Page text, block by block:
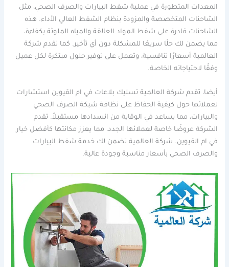
المعدات المتطورة في عملية شفط البيارات والصرف الصحي، مثل
الشاحنات المتخصصة والمزودة بنظام الشفط العالي الأداء. هذه
الشاحنات قادرة على شفط المواد العالقة والمياه الملوثة بكفاءة،
مما يضمن لك حلًا سريعًا للمشكلة دون أي تأخير. كما تقدم شركة
العالمية أسعارًا تنافسية، وتعمل على توفير حلول مبتكرة لكل عميل
وفقًا لاحتياجاته الخاصة.
أيضا، تقدم شركة العالمية تسليك بلاعات في ام القيوين استشارات
لعملائها حول كيفية الحفاظ على نظافة شبكة الصرف الصحي
والبيارات، مما يساعد في الوقاية من انسدادها مستقبلاً. تقدم
الشركة عروضًا خاصة لعملائها الجدد، مما يعزز مكانتها كأفضل خيار
في ام القيوين. شركة العالمية تضمن لك خدمة شفط البيارات
والصرف الصحي بأسعار مناسبة وجودة عالية.